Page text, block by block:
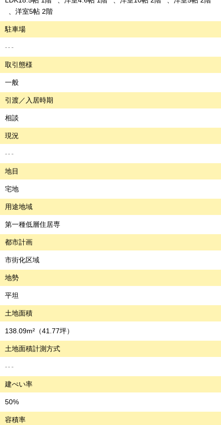
洋室5帖 2階
駐車場
---
取引態様
一般
引渡／入居時期
相談
現況
---
地目
宅地
用途地域
第一種低層住居専
都市計画
市街化区域
地勢
平坦
土地面積
138.09m² （41.77坪）
土地面積計測方式
---
建ぺい率
50%
容積率